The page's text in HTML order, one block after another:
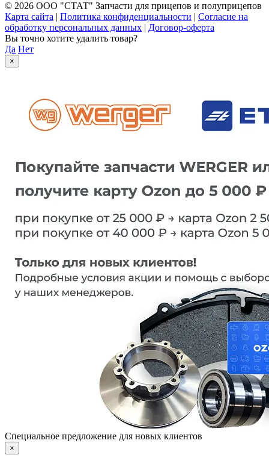
© 2026 ООО "СТАТ" Запчасти для прицепов и полуприцепов
Карта сайта | Политика конфиденциальности | Согласие на
обработку персональных данных | Договор-оферта
Вы точно хотите удалить товар?
Да Нет
×
Специальное предложение для новых клиентов
×